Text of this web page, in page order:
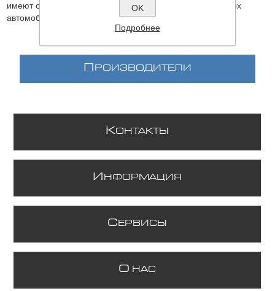
имеют огромный опыт ремонта и обслуживания японских
автомобилей и осуществляют ремонт любой сложности.
П РОИЗВОДИТЕЛИ
КОНТАКТЫ
И НФОРМАЦИЯ
СЕРВИСЫ
О НАС
OK
Подробнее